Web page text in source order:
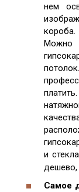
нем
Можно
и
дешево,
Самое